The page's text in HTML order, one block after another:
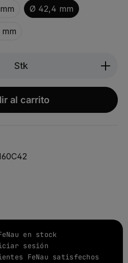
Ø 42,4 mm
Gib den
Stk
al carrito
en stock
sesión
FeNau satisfechos